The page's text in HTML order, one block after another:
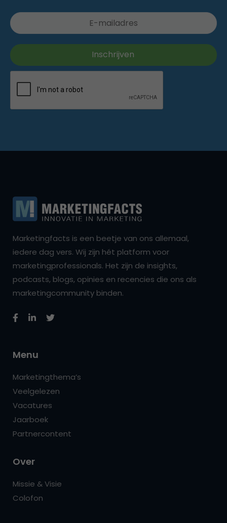
Marketingfacts is een beetje van ons allemaal,
iedere dag vers. Wij zijn hét platform voor
marketingprofessionals. Het zijn de insights,
podcasts, blogs, opinies en recencies die ons als
marketingcommunity binden.
Menu
Marketingthema’s
Veelgelezen
Vacatures
Jaarboek
Partnercontent
Over
Missie & Visie
Colofon